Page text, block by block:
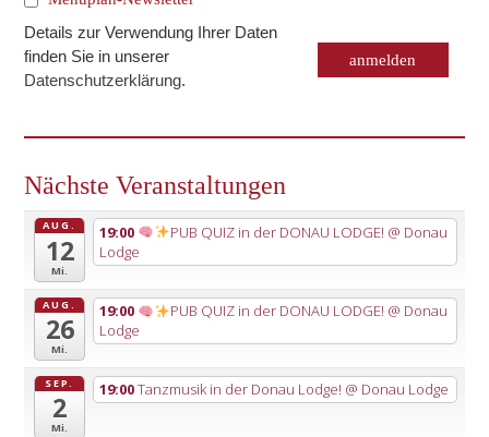
Details zur Verwendung Ihrer Daten
finden Sie in unserer
Datenschutzerklärung.
Nächste Veranstaltungen
AUG.
12
Mi.
19:00 PUB QUIZ in der DONAU LODGE! @ Donau
Lodge
AUG.
26
Mi.
19:00 PUB QUIZ in der DONAU LODGE! @ Donau
Lodge
SEP.
2
Mi.
19:00Tanzmusik in der Donau Lodge! @ Donau Lodge